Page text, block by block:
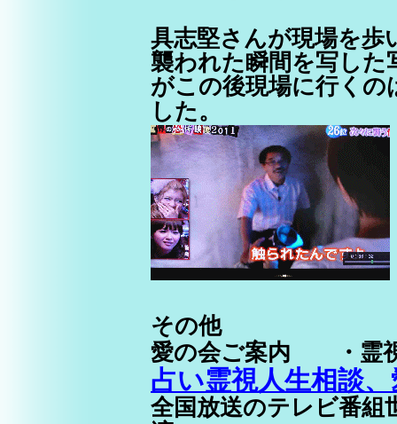
具志堅さんが現場を歩
襲われた瞬間を写した
がこの後現場に行くの
した。
その他
愛の会ご案内 ・霊
占い霊視人生相談
全国放送のテレビ番組